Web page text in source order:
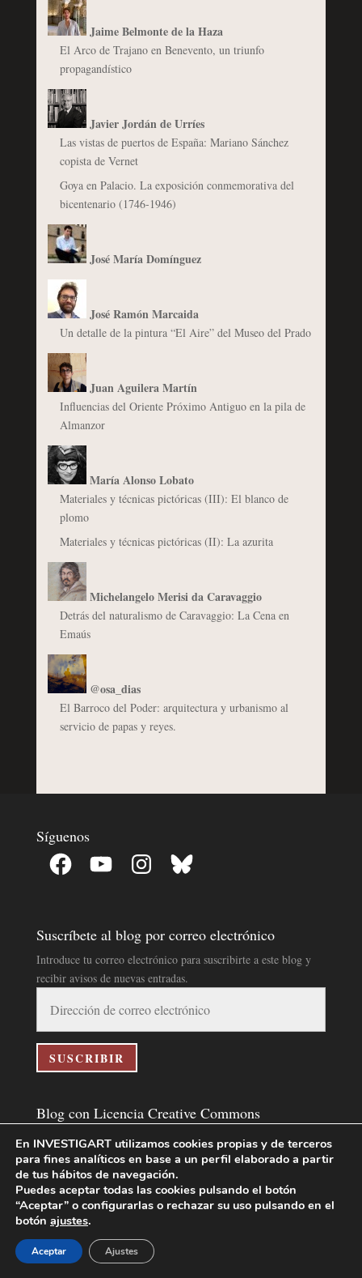
Jaime Belmonte de la Haza
El Arco de Trajano en Benevento, un triunfo
propagandístico
Javier Jordán de Urríes
Las vistas de puertos de España: Mariano Sánchez
copista de Vernet
Goya en Palacio. La exposición conmemorativa del
bicentenario (1746-1946)
José María Domínguez
José Ramón Marcaida
Un detalle de la pintura “El Aire” del Museo del Prado
Juan Aguilera Martín
Influencias del Oriente Próximo Antiguo en la pila de
Almanzor
María Alonso Lobato
Materiales y técnicas pictóricas (III): El blanco de
plomo
Materiales y técnicas pictóricas (II): La azurita
Michelangelo Merisi da Caravaggio
Detrás del naturalismo de Caravaggio: La Cena en
Emaús
@osa_dias
El Barroco del Poder: arquitectura y urbanismo al
servicio de papas y reyes.
Síguenos
Facebook YouTube InstagramBluesky
Suscríbete al blog por correo electrónico
Introduce tu correo electrónico para suscribirte a este blog y
recibir avisos de nuevas entradas.
correo
electrónico
SUSCRIBIR
Blog con Licencia Creative Commons
Blog InvestigArtporInvestigArtse distribuye bajo una
Licencia Creative Commons Atribución-NoComercial-
SinDerivar 4.0 Internacional .
Basada en una obra en
En INVESTIGART utilizamos cookies propias y de terceros
para fines analíticos en base a un perfil elaborado a partir
de tus hábitos de navegación.
Puedes aceptar todas las cookies pulsando el botón
“Aceptar” o configurarlas o rechazar su uso pulsando en el
botón ajustes.
Aceptar Ajustes